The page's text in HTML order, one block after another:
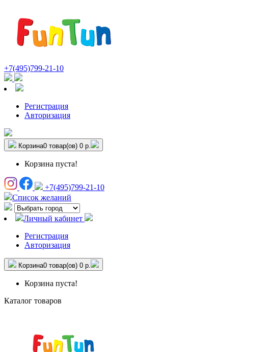
+7(495)799-21-10
Регистрация
Авторизация
Корзина0 товар(ов) 0 р.
Корзина пуста!
+7(495)799-21-10
Список желаний
Личный кабинет
Регистрация
Авторизация
Корзина0 товар(ов) 0 р.
Корзина пуста!
Каталог товаров